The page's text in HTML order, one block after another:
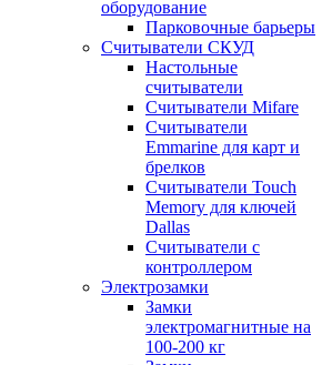
оборудование
Парковочные барьеры
Считыватели СКУД
Настольные
считыватели
Считыватели Mifare
Считыватели
Emmarine для карт и
брелков
Считыватели Touch
Memory для ключей
Dallas
Считыватели с
контроллером
Электрозамки
Замки
электромагнитные на
100-200 кг